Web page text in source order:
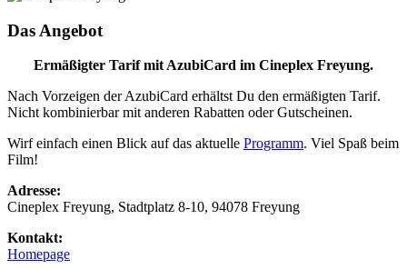
Das Angebot
Ermäßigter Tarif mit AzubiCard im Cineplex Freyung.
Nach Vorzeigen der AzubiCard erhältst Du den ermäßigten Tarif.
Nicht kombinierbar mit anderen Rabatten oder Gutscheinen.
Wirf einfach einen Blick auf das aktuelle Programm. Viel Spaß beim
Film!
Adresse:
Cineplex Freyung, Stadtplatz 8-10, 94078 Freyung
Kontakt:
Homepage